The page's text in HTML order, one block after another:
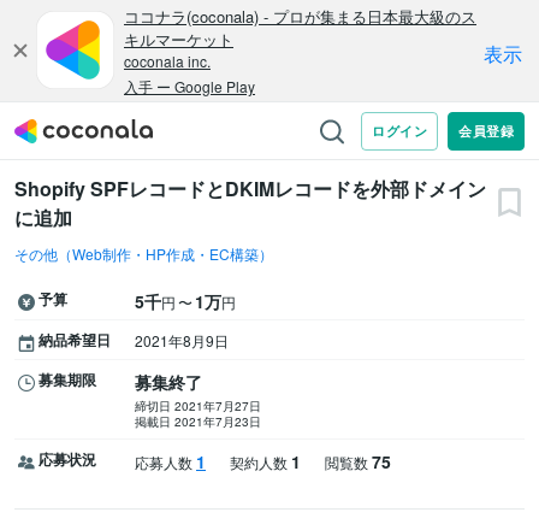
Shopify SPFレコードとDKIMレコードを外部ドメイン
に追加
その他（Web制作・HP作成・EC構築）
予算 5千円〜1万円
納品希望日 2021年8月9日
募集期限 募集終了
締切日 2021年7月27日
掲載日 2021年7月23日
応募状況 応募人数 1 契約人数 1 閲覧数75